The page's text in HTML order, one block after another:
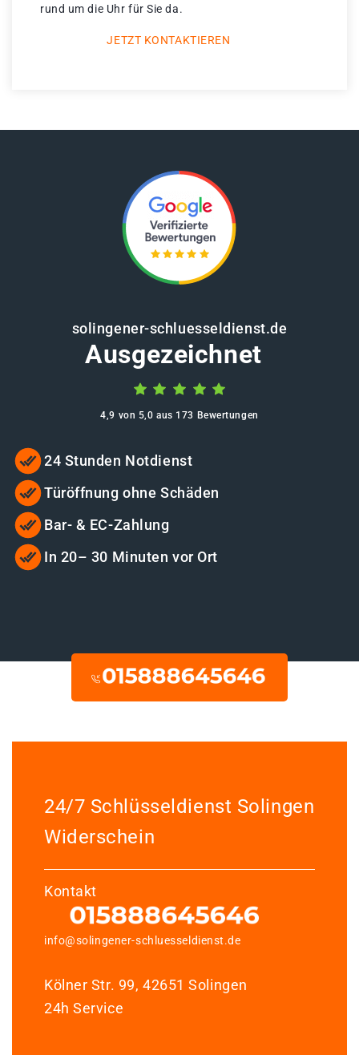
rund um die Uhr für Sie da.
JETZT KONTAKTIEREN
solingener-schluesseldienst.de
Ausgezeichnet
4,9 von 5,0 aus 173 Bewertungen
24 Stunden Notdienst
Türöffnung ohne Schäden
Bar- & EC-Zahlung
In 20– 30 Minuten vor Ort
24/7 Schlüsseldienst Solingen
Widerschein
Kontakt
info@solingener-schluesseldienst.de
Kölner Str. 99, 42651 Solingen
24h Service